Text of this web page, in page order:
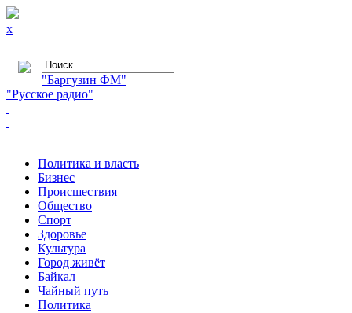
x
"Баргузин ФМ"
"Русское радио"
Политика и власть
Бизнес
Происшествия
Общество
Cпорт
Здоровье
Культура
Город живёт
Байкал
Чайный путь
Политика